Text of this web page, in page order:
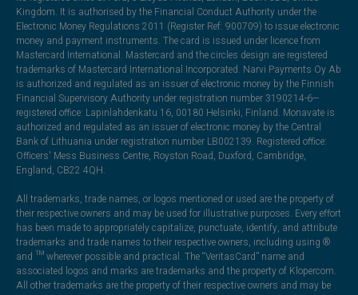
Kingdom. It is authorised by the Financial Conduct Authority under the
Electronic Money Regulations 2011 (Register Ref: 900709) to issue electronic
money and payment instruments. The card is issued under licence from
Mastercard International. Mastercard and the circles design are registered
trademarks of Mastercard International Incorporated. Narvi Payments Oy Ab
is authorized and regulated as an issuer of electronic money by the Finnish
Financial Supervisory Authority under registration number 3190214-6—
registered office: Lapinlahdenkatu 16, 00180 Helsinki, Finland. Monavate is
authorized and regulated as an issuer of electronic money by the Central
Bank of Lithuania under registration number LB002139. Registered office:
Officers' Mess Business Centre, Royston Road, Duxford, Cambridge,
England, CB22 4QH.
All trademarks, trade names, or logos mentioned or used are the property of
their respective owners and may be used for illustrative purposes. Every effort
has been made to appropriately capitalize, punctuate, identify, and attribute
trademarks and trade names to their respective owners, including using ®
and ™ wherever possible and practical. The “VeritasCard” name and
associated logos and marks are trademarks and the property of Klopercom.
All other trademarks are the property of their respective owners and may be